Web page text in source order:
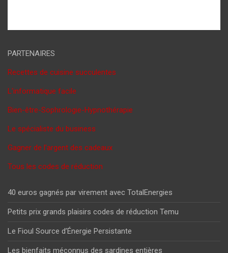
PARTENAIRES
Recettes de cuisine succulentes
L'informatique facile
Bien-être-Sophrologie-Hypnothérapie
Le spécialiste du business
Gagner de l'argent des cadeaux
Tous les codes de réduction
40 euros gagnés par virement avec TotalEnergies
Petits prix grands plaisirs codes de réduction Temu
Le Fioul Source d’Énergie Persistante
Les bienfaits méconnus des sardines entières